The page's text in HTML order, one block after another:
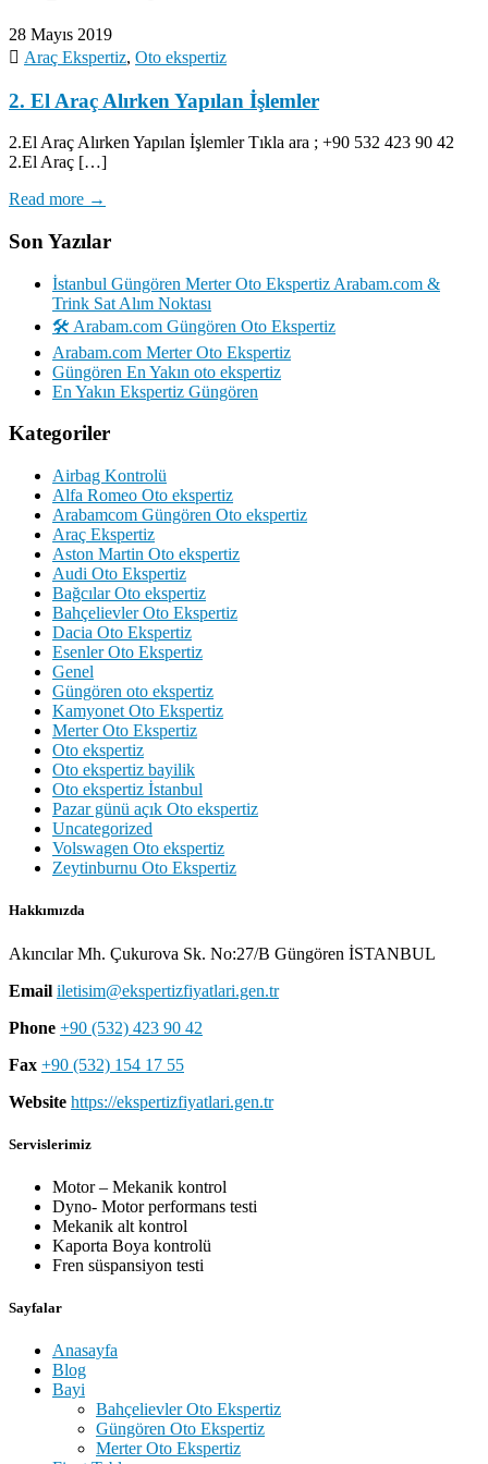
28 Mayıs 2019
Araç Ekspertiz, Oto ekspertiz
2. El Araç Alırken Yapılan İşlemler
2.El Araç Alırken Yapılan İşlemler Tıkla ara ; +90 532 423 90 42
2.El Araç […]
Read more →
Son Yazılar
İstanbul Güngören Merter Oto Ekspertiz Arabam.com &
Trink Sat Alım Noktası
🛠️ Arabam.com Güngören Oto Ekspertiz
Arabam.com Merter Oto Ekspertiz
Güngören En Yakın oto ekspertiz
En Yakın Ekspertiz Güngören
Kategoriler
Airbag Kontrolü
Alfa Romeo Oto ekspertiz
Arabamcom Güngören Oto ekspertiz
Araç Ekspertiz
Aston Martin Oto ekspertiz
Audi Oto Ekspertiz
Bağcılar Oto ekspertiz
Bahçelievler Oto Ekspertiz
Dacia Oto Ekspertiz
Esenler Oto Ekspertiz
Genel
Güngören oto ekspertiz
Kamyonet Oto Ekspertiz
Merter Oto Ekspertiz
Oto ekspertiz
Oto ekspertiz bayilik
Oto ekspertiz İstanbul
Pazar günü açık Oto ekspertiz
Uncategorized
Volswagen Oto ekspertiz
Zeytinburnu Oto Ekspertiz
Hakkımızda
Akıncılar Mh. Çukurova Sk. No:27/B Güngören İSTANBUL
Email iletisim@ekspertizfiyatlari.gen.tr
Phone +90 (532) 423 90 42
Fax +90 (532) 154 17 55
Website https://ekspertizfiyatlari.gen.tr
Servislerimiz
Motor – Mekanik kontrol
Dyno- Motor performans testi
Mekanik alt kontrol
Kaporta Boya kontrolü
Fren süspansiyon testi
Sayfalar
Anasayfa
Blog
Bayi
Bahçelievler Oto Ekspertiz
Güngören Oto Ekspertiz
Merter Oto Ekspertiz